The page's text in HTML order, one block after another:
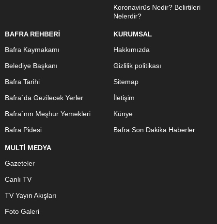
Koronavirüs Nedir? Belirtileri
Nelerdir?
BAFRA REHBERİ
Bafra Kaymakamı
Belediye Başkanı
Bafra Tarihi
Bafra`da Gezilecek Yerler
Bafra`nın Meşhur Yemekleri
Bafra Pidesi
KURUMSAL
Hakkımızda
Gizlilik politikası
Sitemap
İletişim
Künye
Bafra Son Dakika Haberler
MULTİ MEDYA
Gazeteler
Canlı TV
TV Yayın Akışları
Foto Galeri